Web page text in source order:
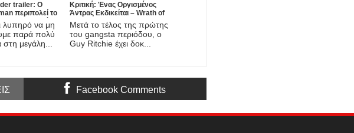
trailer: Ο
περιπολεί το
στη νέα
BBC
λυπηρό να μη
παρά πολύ
στη μεγάλη...
Κριτική: Ένας Οργισμένος
Άντρας Εκδικείται – Wrath of
Man (2021)
Μετά το τέλος της πρώτης
του gangsta περιόδου, ο
Guy Ritchie έχει δοκ...
Facebook Comments